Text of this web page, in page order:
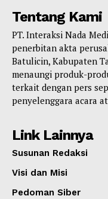
Tentang Kami
PT. Interaksi Nada
penerbitan akta
Batulicin, Kabupaten
menaungi produk-
terkait dengan pers
penyelenggara acara
Link Lainnya
Susunan Redaksi
Visi dan Misi
Pedoman Siber